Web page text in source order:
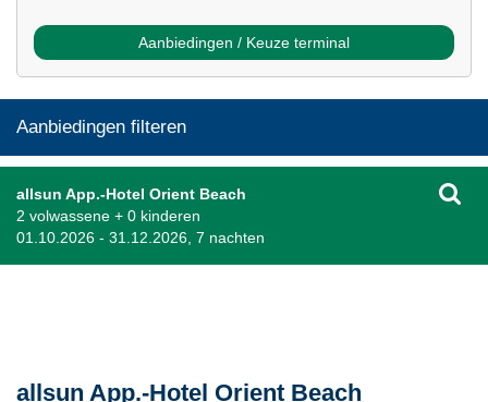
Aanbiedingen / Keuze terminal
Aanbiedingen filteren
allsun App.-Hotel Orient Beach
2 volwassene + 0 kinderen
01.10.2026 - 31.12.2026, 7 nachten
allsun App.-Hotel Orient Beach